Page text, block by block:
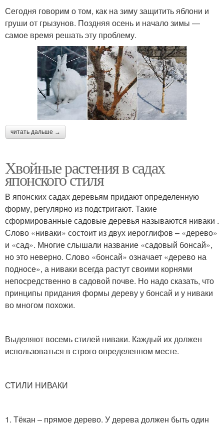
Сегодня говорим о том, как на зиму защитить яблони и
груши от грызунов. Поздняя осень и начало зимы —
самое время решать эту проблему.
читать дальше →
Хвойные растения в садах
японского стиля
В японских садах деревьям придают определенную
форму, регулярно из подстригают. Такие
сформированные садовые деревья называются ниваки .
Слово «ниваки» состоит из двух иероглифов – «дерево»
и «сад». Многие слышали название «садовый бонсай»,
но это неверно. Слово «бонсай» означает «дерево на
подносе», а ниваки всегда растут своими корнями
непосредственно в садовой почве. Но надо сказать, что
принципы придания формы дереву у бонсай и у ниваки
во многом похожи.
Выделяют восемь стилей ниваки. Каждый их должен
использоваться в строго определенном месте.
СТИЛИ НИВАКИ
1. Тёкан – прямое дерево. У дерева должен быть один